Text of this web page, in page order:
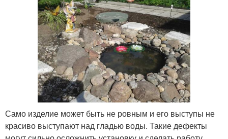
Само изделие может быть не ровным и его выступы не
красиво выступают над гладью воды. Такие дефекты